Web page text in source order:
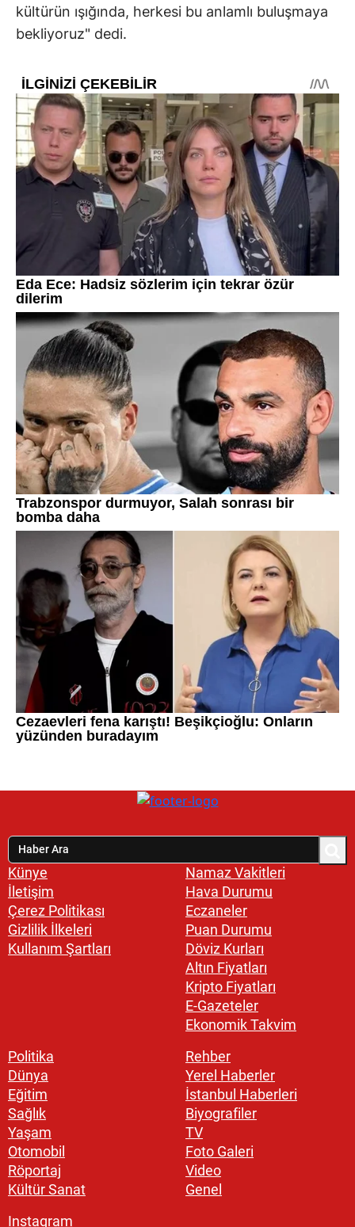
kültürün ışığında, herkesi bu anlamlı buluşmaya
bekliyoruz" dedi.
Künye
İletişim
Çerez Politikası
Gizlilik İlkeleri
Kullanım Şartları
Namaz Vakitleri
Hava Durumu
Eczaneler
Puan Durumu
Döviz Kurları
Altın Fiyatları
Kripto Fiyatları
E-Gazeteler
Ekonomik Takvim
Politika
Dünya
Eğitim
Sağlık
Yaşam
Otomobil
Röportaj
Kültür Sanat
Rehber
Yerel Haberler
İstanbul Haberleri
Biyografiler
TV
Foto Galeri
Video
Genel
Instagram